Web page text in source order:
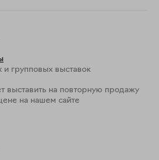
и групповых выставок
выставить на повторную продажу
на нашем сайте